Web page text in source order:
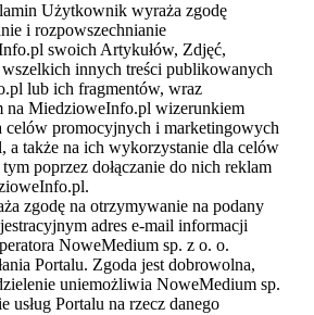
Użytkownik wyraża zgodę
i rozpowszechnianie
swoich Artykułów, Zdjęć,
innych treści publikowanych
lub ich fragmentów, wraz
na MiedzioweInfo.pl wizerunkiem
promocyjnych i marketingowych
a także na ich wykorzystanie dla celów
poprzez dołączanie do nich reklam
zgodę na otrzymywanie na podany
adres e-mail informacji
NoweMedium sp. z o. o.
Portalu. Zgoda jest dobrowolna,
uniemożliwia NoweMedium sp.
usług Portalu na rzecz danego